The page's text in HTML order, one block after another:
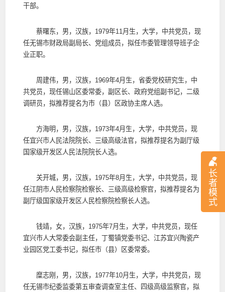
长
者
模
式
干部。
蔡曙东，男，汉族，1979年11月生，大学，中共党员，现
任无锡市财政局副局长、党组成员，拟任市委管理领导班子企
业正职。
周建伟，男，汉族，1969年4月生，省委党校研究生，中
共党员，现任锡山区委常委，副区长、政府党组副书记，二级
调研员，拟推荐提名为市（县）区政协主席人选。
方海明，男，汉族，1973年4月生，大学，中共党员，现
任宜兴市人民法院院长、三级高级法官，拟推荐提名为副厅级
国家级开发区人民法院院长人选。
关开城，男，汉族，1975年8月生，大学，中共党员，现
任江阴市人民检察院检察长、三级高级检察官，拟推荐提名为
副厅级国家级开发区人民检察院检察长人选。
钱靖，女，汉族，1975年7月生，大学，中共党员，现任
宜兴市人大常委会副主任，丁蜀镇党委书记、江苏宜兴陶瓷产
业园区党工委书记，拟任市（县）区委常委。
糜志刚，男，汉族，1977年10月生，大学，中共党员，现
任无锡市纪委监委第五审查调查室主任、四级高级监察官，拟